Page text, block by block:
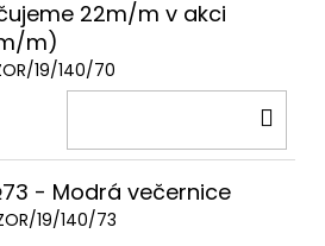
22m/m v akci
m)
19/140/70
- Modrá večernice
19/140/73